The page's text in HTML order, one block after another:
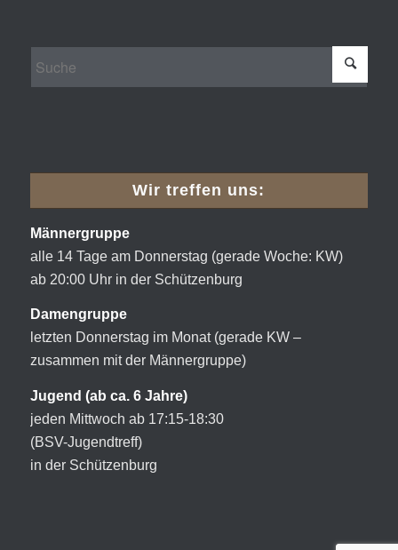
Wir treffen uns:
Männergruppe
alle 14 Tage am Donnerstag (gerade Woche: KW)
ab 20:00 Uhr in der Schützenburg
Damengruppe
letzten Donnerstag im Monat (gerade KW –
zusammen mit der Männergruppe)
Jugend (ab ca. 6 Jahre)
jeden Mittwoch ab 17:15-18:30
(BSV-Jugendtreff)
in der Schützenburg